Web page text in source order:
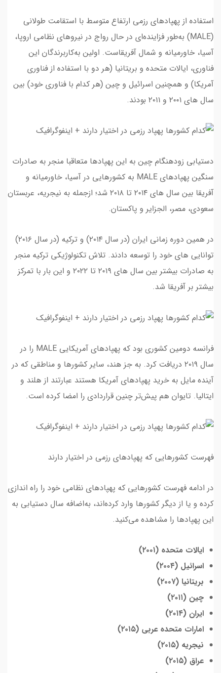
استفاده از پهپادهای رزمی ارتفاع متوسط با استقامت طولانی
(MALE) به‌طور فزاینده‌ای در حال رواج در نیروهای نظامی اروپا،
آسیا، خاورمیانه و شمال آفریقاست. اولین به‌کاربرندگان این
فناوری، ایالات متحده و بریتانیا (هر دو با استفاده از فناوری
آمریکا) و همچنین اسرائیل و چین (هر کدام با فناوری خود) بین
سال های ۲۰۰۱ و ۲۰۱۱ بودند.
دستیابی زودهنگام چین به این پهپادها متعاقبا منجر به صادرات
سنگین پهپادهای MALE به کشورهایی در آسیا، خاورمیانه و
آفریقا بین سال های ۲۰۱۴ تا ۲۰۱۸ شد؛ ازجمله به نیجریه، عربستان
سعودی، مصر، الجزایر و پاکستان.
در همین دوره زمانی ایران (در سال ۲۰۱۴) و ترکیه (در سال ۲۰۱۶)
توانایی های خود را توسعه دادند. تلاش تکنولوژیکی ترکیه منجر
به صادرات بیشتر بین سال های ۲۰۱۹ تا ۲۰۲۲ و این بار با تمرکز
بیشتر بر آفریقا شد.
فرانسه دومین کشوری بود که پهپادهای آمریکایی MALE را در
سال ۲۰۱۹ دریافت کرد. به جز هند، سایر کشورها و مناطقی که در
آینده مایل به خرید پهپادهای آمریکا هستند عبارتند از هلند و
ایتالیا. تایوان هم پیش‌تر چنین قراردادی را امضا کرده است.
فهرست کشورهایی که پهپادهای رزمی در اختیار دارند
در ادامه فهرست کشورهایی که پهپادهای نظامی خود را راه اندازی
کرده و یا از دیگر کشورها وارد کرده‌اند، به‌اضافه سال دستیابی به
این پهپادها را مشاهده می‌کنید.
ایالات متحده (۲۰۰۱)
اسرائیل (۲۰۰۴)
بریتانیا (۲۰۰۷)
چین (۲۰۱۱)
ایران (۲۰۱۴)
امارات متحده عربی (۲۰۱۵)
نیجریه (۲۰۱۵)
عراق (۲۰۱۵)